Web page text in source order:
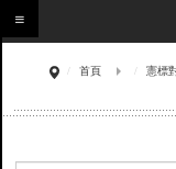
首頁 憲標